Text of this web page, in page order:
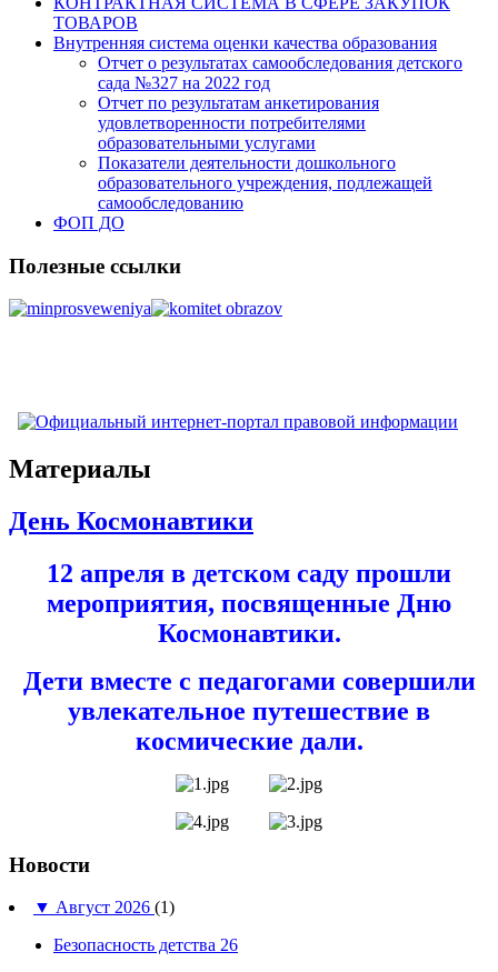
ТОВАРОВ
Внутренняя система оценки качества образования
Отчет о результатах самообследования детского
сада №327 на 2022 год
Отчет по результатам анкетирования
удовлетворенности потребителями
образовательными услугами
Показатели деятельности дошкольного
образовательного учреждения, подлежащей
самообследованию
ФОП ДО
Полезные ссылки
Материалы
День Космонавтики
12 апреля в детском саду прошли
мероприятия, посвященные Дню
Космонавтики.
Дети вместе с педагогами совершили
увлекательное путешествие в
космические дали.
Новости
▼ Август 2026 (1)
Безопасность детства 26